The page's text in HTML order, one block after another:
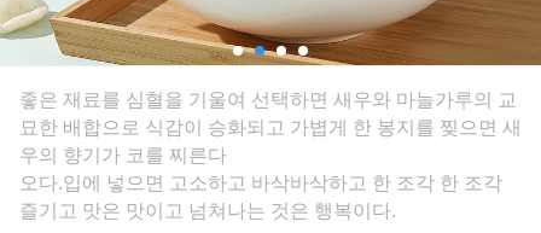
좋은 재료를 심혈을 기울여 선택하면 새우와 마늘가루의 교
묘한 배합으로 식감이 승화되고 가볍게 한 봉지를 찢으면 새
우의 향기가 코를 찌른다
오다.입에 넣으면 고소하고 바삭바삭하고 한 조각 한 조각
즐기고 맛은 맛이고 넘쳐나는 것은 행복이다.